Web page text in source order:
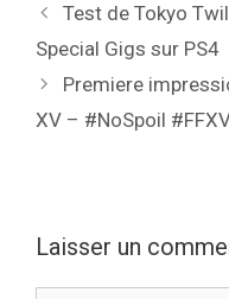
Test de Tokyo
Special Gigs sur PS4
Premiere
XV – #NoSpoil
Laisser un